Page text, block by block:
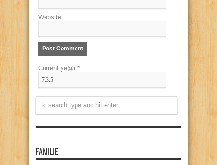
Website
Current ye@r *
FAMILIE